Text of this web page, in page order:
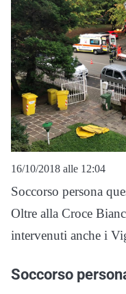
16/10/2018 alle 12:04
Soccorso persona
Oltre alla Croce
intervenuti anche i
Soccorso